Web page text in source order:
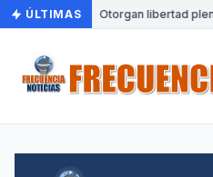
ÚLTIMAS Otorgan libertad